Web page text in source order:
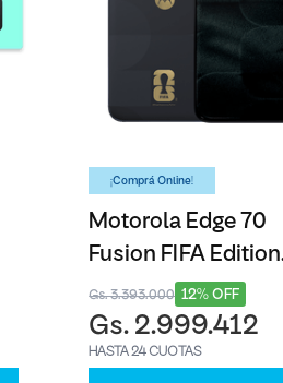
¡Comprá Online!
Motorola Edge 70
Fusion FIFA Edition
Azul - 256GB
12% OFF
Gs. 3.393.000
Gs. 2.999.412
HASTA 24 CUOTAS